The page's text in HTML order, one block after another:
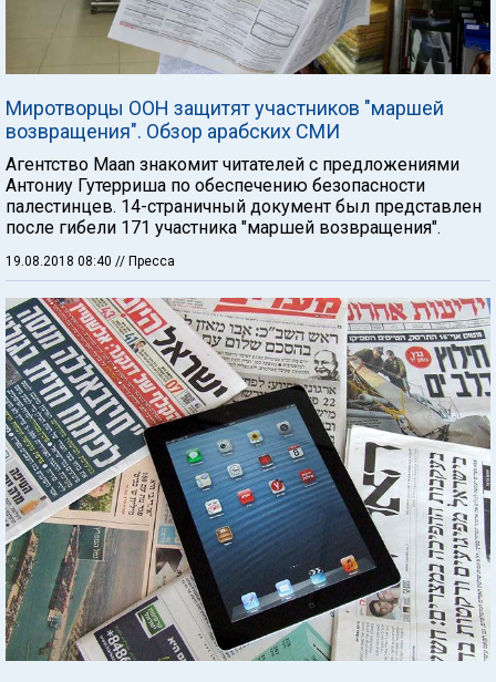
Миротворцы ООН защитят участников "маршей
возвращения". Обзор арабских СМИ
Агентство Maan знакомит читателей с предложениями
Антониу Гутерриша по обеспечению безопасности
палестинцев. 14-страничный документ был представлен
после гибели 171 участника "маршей возвращения".
19.08.2018 08:40 // Пресса